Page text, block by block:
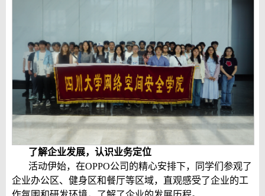
了解企业发展，认识业务定位
活动伊始，在OPPO公司的精心安排下，同学们参观了
企业办公区、健身区和餐厅等区域，直观感受了企业的工